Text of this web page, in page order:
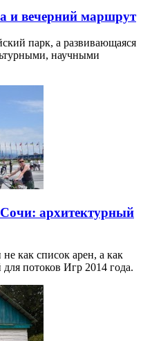
и вечерний маршрут
парк, а развивающаяся
научными
архитектурный
как список арен, а как
потоков Игр 2014 года.